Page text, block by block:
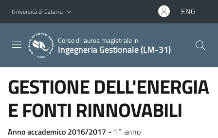
Vai al contenuto principale
Vai al menu di navigazione
Università di Catania ENG
Corso di laurea magistrale in
Ingegneria Gestionale (LM-31)
GESTIONE DELL'ENERGIA
E FONTI RINNOVABILI
Anno accademico 2016/2017 - 1° anno